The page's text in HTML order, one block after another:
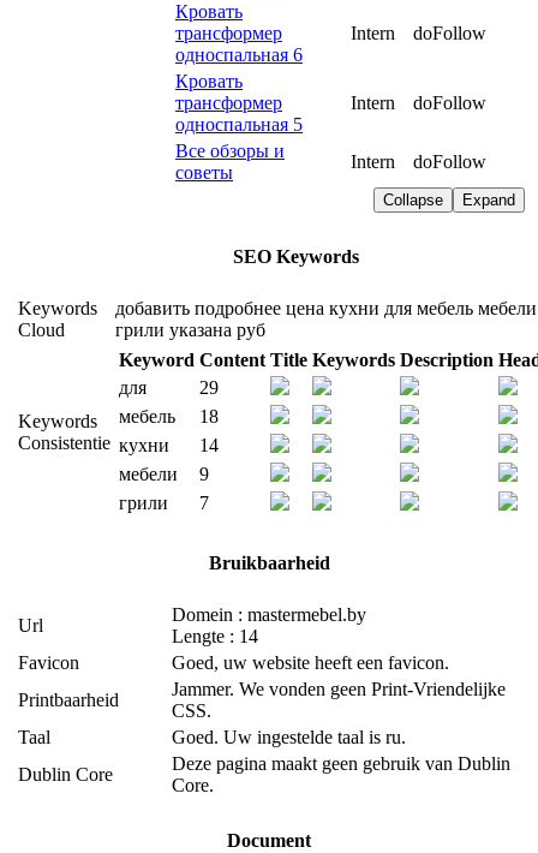
Кровать
трансформер
односпальная 6
Intern doFollow
Кровать
трансформер
односпальная 5
Intern doFollow
Все обзоры и
советы
Intern doFollow
Expand
Collapse
SEO Keywords
Keywords
Cloud
добавить подробнее цена кухни для мебель мебели
грили указана руб
Keywords
Consistentie
Keyword Content Title Keywords Description
для
29
мебель
18
кухни
14
мебели
9
грили
7
Bruikbaarheid
Url
Domein : mastermebel.by
Lengte : 14
Favicon
Goed, uw website heeft een favicon.
Printbaarheid
Jammer. We vonden geen Print-Vriendelijke
CSS.
Taal
Goed. Uw ingestelde taal is ru.
Dublin Core
Deze pagina maakt geen gebruik van Dublin
Core.
Document